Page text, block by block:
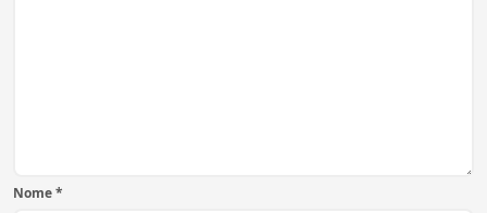
Nome*